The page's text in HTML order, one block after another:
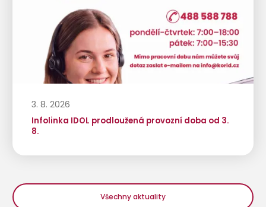
3. 8. 2026
Infolinka IDOL prodloužená provozní doba od 3.
8.
Všechny aktuality